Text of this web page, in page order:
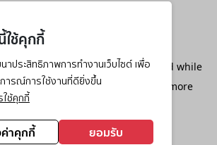
ใช้คุกกี้
ประสิทธิภาพการทำงานเว็บไซต์ เพื่อ
ารณ์การใช้งานที่ดียิ่งขึ้น
ใช้คุกกี้
าคุกกี้ ยอมรับ
aclient-side exception has occurred while
(see the browser console
for more
information).